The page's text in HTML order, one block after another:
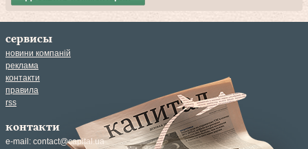
сервисы
новини компаній
реклама
контакти
правила
rss
контакти
e-mail: contact@capital.ua